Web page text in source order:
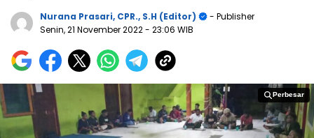
Nurana Prasari, CPR., S.H (Editor)
- Publisher
Senin, 21 November 2022- 23:06 WIB
Perbesar
Perbesar